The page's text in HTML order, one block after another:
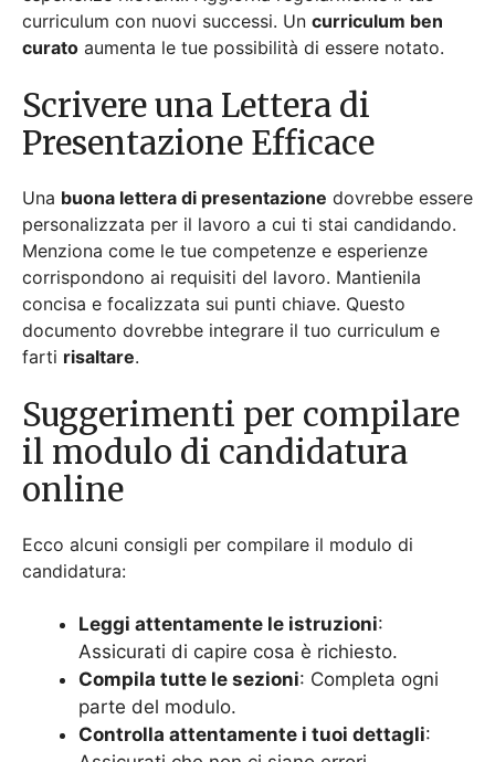
documento dovrebbe integrare il tuo curriculum e
fartirisaltare
Suggerimenti per compilare
il modulo di candidatura
Ecco alcuni consigli per compilare il modulo di
candidatura:
Leggi attentamente le istruzioni:
Assicurati di capire cosa è richiesto.
Compila tutte le sezioni
Controlla attentamente i tuoi dettagli:
Assicurati che non ci siano errori.
Evidenzia l’esperienza rilevante:
Concentrati sulle competenze e le
Prepararsi per Test e
Colloqui Online
Preparati accuratamente per qualsiasi test o
colloquio. Rivedi domande comuni del colloquio
pratica le tue risposte. Sii pronto a dimostrare la tua
conoscenza e le tue abilità. Rimanere calmi e sicuri